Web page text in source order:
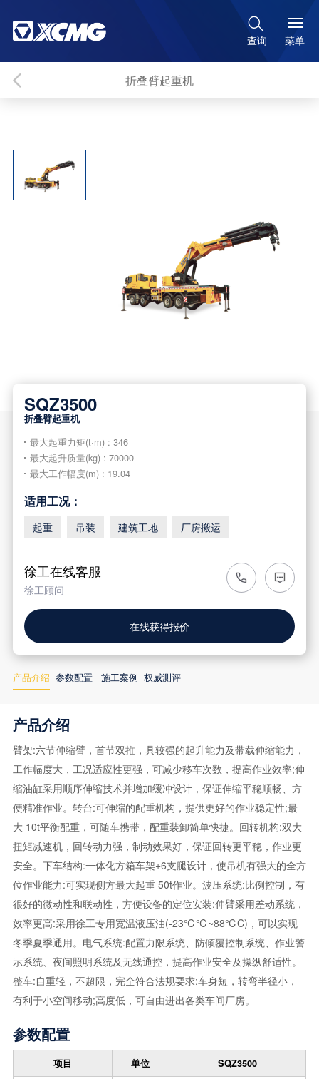

查询 菜单
折叠臂起重机
SQZ3500
折叠臂起重机
最大起重力矩(t·m) : 346
最大起升质量(kg) : 70000
最大工作幅度(m) : 19.04
适用工况：
起重 吊装 建筑工地 厂房搬运
徐工在线客服
徐工顾问
在线获得报价
产品介绍 参数配置 施工案例 权威测评
产品介绍
臂架:六节伸缩臂，首节双推，具较强的起升能力及带载伸缩能力，
工作幅度大，工况适应性更强，可减少移车次数，提高作业效率;伸
缩油缸采用顺序伸缩技术并增加缓冲设计，保证伸缩平稳顺畅、方
便精准作业。转台:可伸缩的配重机构，提供更好的作业稳定性;最
大 10t平衡配重，可随车携带，配重装卸简单快捷。回转机构:双大
扭矩减速机，回转动力强，制动效果好，保证回转更平稳，作业更
安全。下车结构:一体化方箱车架+6支腿设计，使吊机有强大的全方
位作业能力:可实现侧方最大起重 50t作业。波压系统:比例控制，有
很好的微动性和联动性，方便设备的定位安装;伸臂采用差动系统，
效率更高:采用徐工专用宽温液压油(-23℃℃~88℃C)，可以实现
冬季夏季通用。电气系统:配置力限系统、防倾覆控制系统、作业警
示系统、夜间照明系统及无线通控，提高作业安全及操纵舒适性。
整车:自重轻，不超限，完全符合法规要求;车身短，转弯半径小，
有利于小空间移动;高度低，可自由进出各类车间厂房。
参数配置
项目 单位 SQZ3500